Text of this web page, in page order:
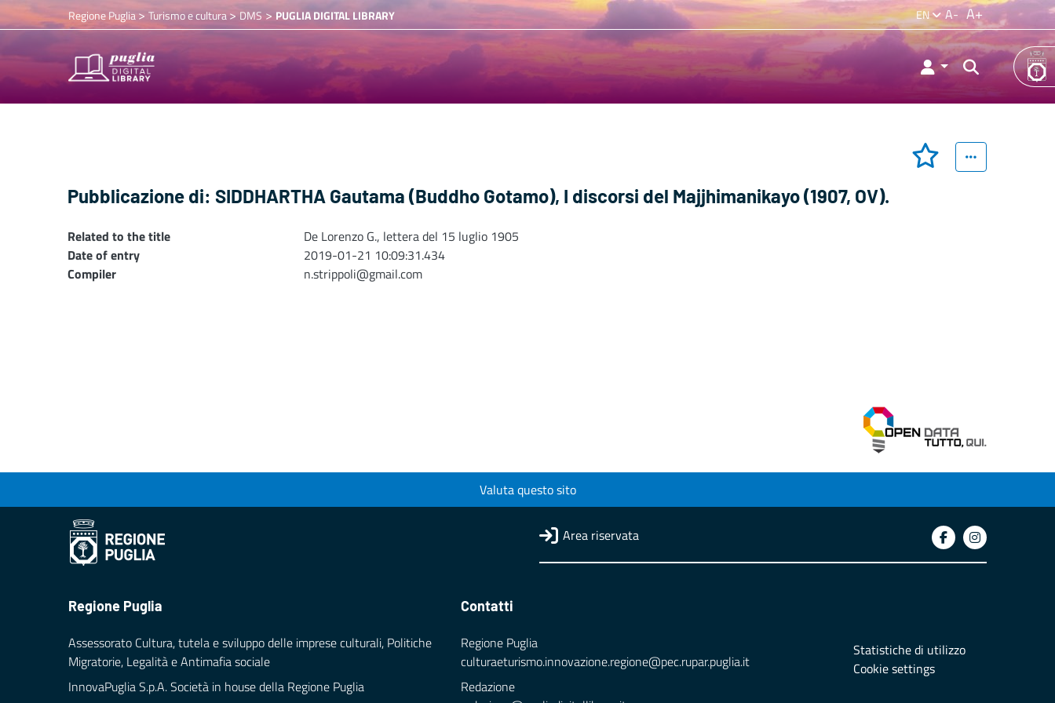
Regione Puglia> Turismo e cultura>DMS > PUGLIA DIGITAL LIBRARY EN A- A+
Pubblicazione di: SIDDHARTHA Gautama (Buddho Gotamo), I discorsi del Majjhimanikayo (1907, OV).
Related to the title
De Lorenzo G., lettera del 15 luglio 1905
Date of entry
2019-01-21 10:09:31.434
Compiler
n.strippoli@gmail.com
Valuta questo sito
Area riservata
Regione Puglia
Assessorato Cultura, tutela e sviluppo delle imprese culturali, Politiche
Migratorie, Legalità e Antimafia sociale
InnovaPuglia S.p.A. Società in house della Regione Puglia
Contatti
Regione Puglia
culturaeturismo.innovazione.regione@pec.rupar.puglia.it
Redazione
Statistiche di utilizzo
Cookie settings